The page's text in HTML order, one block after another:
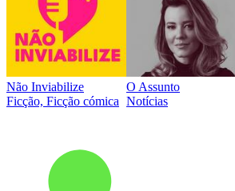
Não Inviabilize
Ficção, Ficção cómica
O Assunto
Notícias